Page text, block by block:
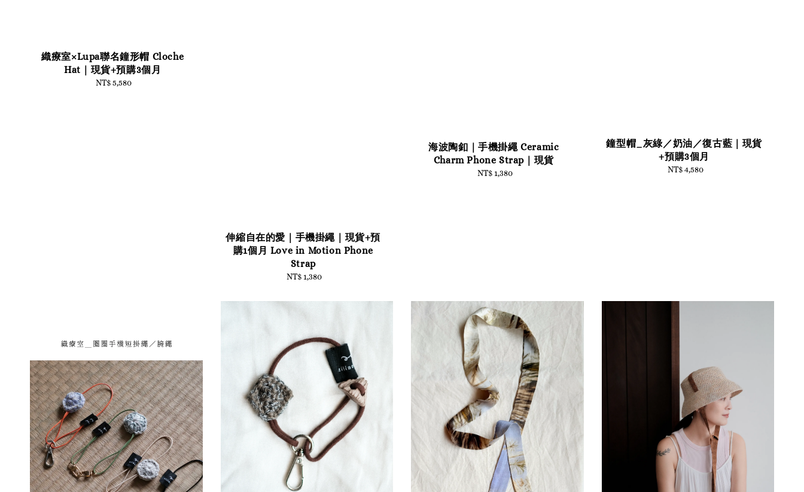
織療室×Lupa聯名鐘形帽 Cloche
Hat｜現貨+預購3個月
Regular
NT$ 5,580
伸縮自在的愛｜手機掛繩｜現貨+預
購1個月 Love in Motion Phone
Strap
Regular
NT$ 1,380
海波陶釦｜手機掛繩 Ceramic
Charm Phone Strap｜現貨
Regular
NT$ 1,380
鐘型帽_灰綠／奶油／復古藍｜現貨
+預購3個月
Regular
NT$ 4,580